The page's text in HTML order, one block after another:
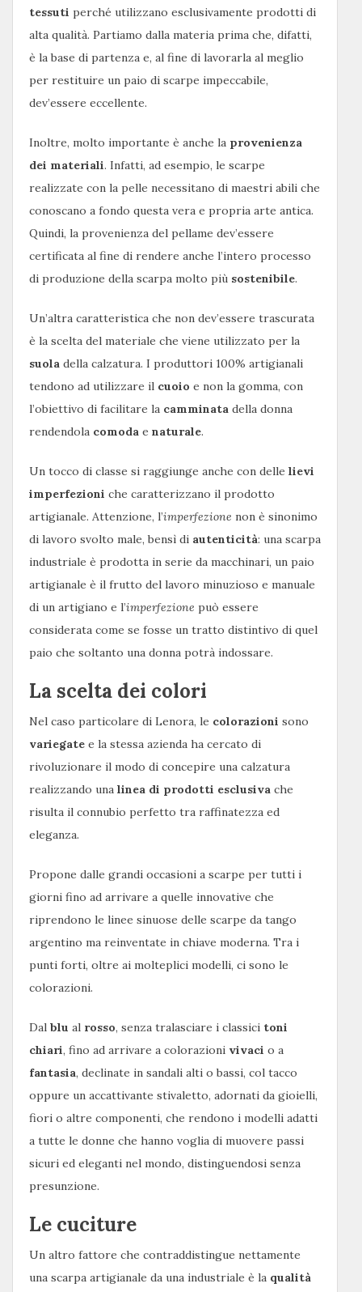
tessuti perché utilizzano esclusivamente prodotti di
alta qualità. Partiamo dalla materia prima che, difatti,
è la base di partenza e, al fine di lavorarla al meglio
per restituire un paio di scarpe impeccabile,
dev’essere eccellente.
Inoltre, molto importante è anche la provenienza
dei materiali. Infatti, ad esempio, le scarpe
realizzate con la pelle necessitano di maestri abili che
conoscano a fondo questa vera e propria arte antica.
Quindi, la provenienza del pellame dev’essere
certificata al fine di rendere anche l’intero processo
di produzione della scarpa molto più sostenibile.
Un’altra caratteristica che non dev’essere trascurata
è la scelta del materiale che viene utilizzato per la
suola della calzatura. I produttori 100% artigianali
tendono ad utilizzare il cuoio e non la gomma, con
l’obiettivo di facilitare la camminata della donna
rendendola comoda e naturale.
Un tocco di classe si raggiunge anche con delle lievi
imperfezioni che caratterizzano il prodotto
artigianale. Attenzione, l’imperfezione non è sinonimo
di lavoro svolto male, bensì di autenticità: una scarpa
industriale è prodotta in serie da macchinari, un paio
artigianale è il frutto del lavoro minuzioso e manuale
di un artigiano e l’imperfezione può essere
considerata come se fosse un tratto distintivo di quel
paio che soltanto una donna potrà indossare.
La scelta dei colori
Nel caso particolare di Lenora, le colorazioni sono
variegate e la stessa azienda ha cercato di
rivoluzionare il modo di concepire una calzatura
realizzando una linea di prodotti esclusiva che
risulta il connubio perfetto tra raffinatezza ed
eleganza.
Propone dalle grandi occasioni a scarpe per tutti i
giorni fino ad arrivare a quelle innovative che
riprendono le linee sinuose delle scarpe da tango
argentino ma reinventate in chiave moderna. Tra i
punti forti, oltre ai molteplici modelli, ci sono le
colorazioni.
Dal blu al rosso, senza tralasciare i classici toni
chiari, fino ad arrivare a colorazioni vivaci o a
fantasia, declinate in sandali alti o bassi, col tacco
oppure un accattivante stivaletto, adornati da gioielli,
fiori o altre componenti, che rendono i modelli adatti
a tutte le donne che hanno voglia di muovere passi
sicuri ed eleganti nel mondo, distinguendosi senza
presunzione.
Le cuciture
Un altro fattore che contraddistingue nettamente
una scarpa artigianale da una industriale è la qualità